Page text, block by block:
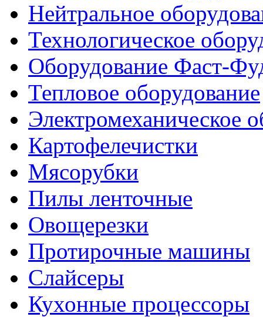
Нейтральное
Технологическое
Оборудование Фаст-
Тепловое оборудование
Электромеханическое
Картофелечистки
Мясорубки
Пилы ленточные
Овощерезки
Протирочные машины
Слайсеры
Кухонные процессоры